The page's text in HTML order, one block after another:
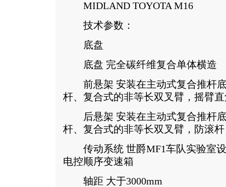
MIDLAND TOYOTA M16
技术参数：
底盘
底盘 完全碳纤维复合单体横造
前悬架 安装在主动式复合推杆底
杆、复合式的非等长双叉臂，摇臂
后悬架 安装在主动式复合推杆底
杆、复合式的非等长双叉臂，防滚杆
传动系统 世爵MF1车队实验室设
电控顺序变速箱
轴距 大于3000mm